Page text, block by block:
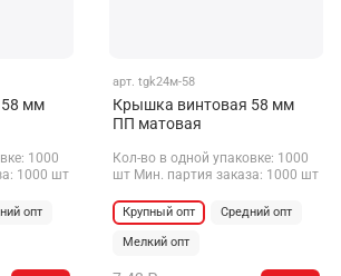
мм
1000
1000 шт
опт
арт.tgk24м-58
Крышка винтовая 58 мм
ПП матовая
Кол-во в одной упаковке: 1000
шт Мин. партия заказа: 1000 шт
Крупный опт Средний опт
Мелкий опт